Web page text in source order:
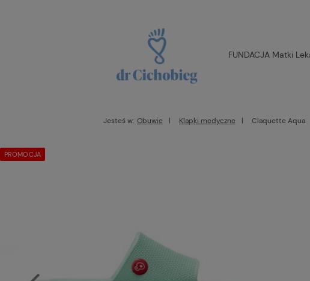
FUNDACJA Matki
Jesteś w: Obuwie Klapki medyczne Claquette Aqua
PROMOCJA